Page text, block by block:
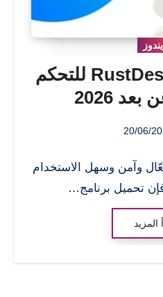
تحميل برنامج RustDesk للتحكم
2026
20/06/
وآمن وسهل الاستخدام
تحميل برنامج…
المزيد